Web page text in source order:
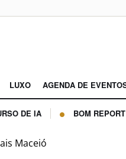
LUXO AGENDA DE
DE IA BOM REPORT
Maceió